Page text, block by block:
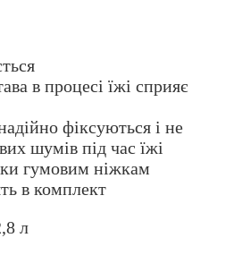
в процесі їжі сприяє
фіксуються і не
шумів під час їжі
гумовим ніжкам
в комплект
л